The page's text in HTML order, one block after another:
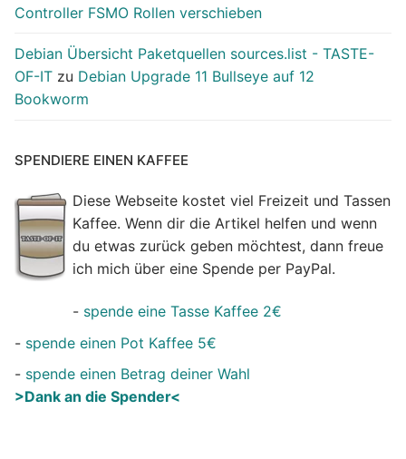
Controller FSMO Rollen verschieben
Debian Übersicht Paketquellen sources.list - TASTE-
OF-IT zu Debian Upgrade 11 Bullseye auf 12
Bookworm
SPENDIERE EINEN KAFFEE
Diese Webseite kostet viel Freizeit und Tassen
Kaffee. Wenn dir die Artikel helfen und wenn
du etwas zurück geben möchtest, dann freue
ich mich über eine Spende per PayPal.
- spende eine Tasse Kaffee 2€
- spende einen Pot Kaffee 5€
- spende einen Betrag deiner Wahl
>Dank an die Spender<